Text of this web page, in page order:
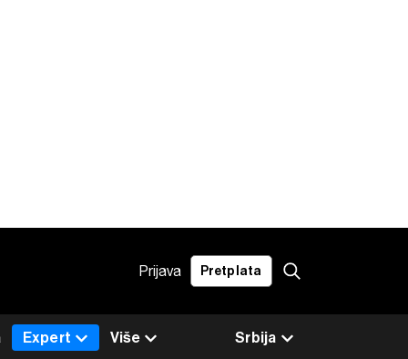
Prijava Pretplata
Srbija
Expert Više